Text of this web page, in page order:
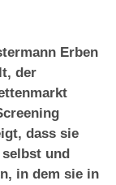
Erben
der
dass sie
selbst und
in dem sie in